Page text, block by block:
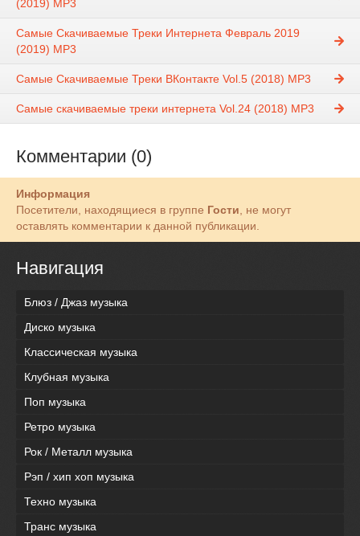
(2019) MP3
Самые Скачиваемые Треки Интернета Февраль 2019
(2019) MP3
Самые Скачиваемые Треки ВКонтакте Vol.5 (2018) MP3
Самые скачиваемые треки интернета Vol.24 (2018) MP3
Комментарии (0)
Информация
Посетители, находящиеся в группе Гости, не могут
оставлять комментарии к данной публикации.
Навигация
Блюз / Джаз музыка
Диско музыка
Классическая музыка
Клубная музыка
Поп музыка
Ретро музыка
Рок / Металл музыка
Рэп / хип хоп музыка
Техно музыка
Транс музыка